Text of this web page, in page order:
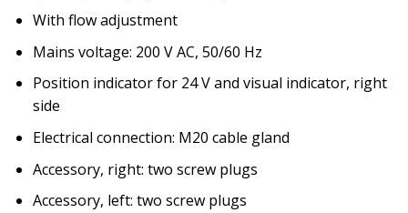
With flow adjustment
Mains voltage: 200 V AC, 50/60 Hz
Position indicator for 24 V and visual indicator, right
side
Electrical connection: M20 cable gland
Accessory, right: two screw plugs
Accessory, left: two screw plugs